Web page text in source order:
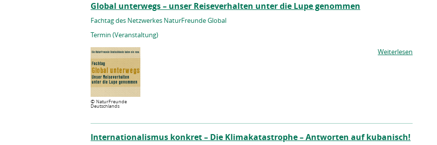
Global unterwegs – unser Reiseverhalten unter die Lupe genommen
Fachtag des Netzwerkes NaturFreunde Global
Termin (Veranstaltung)
© NaturFreunde
Deutschlands
Weiterlesen
Internationalismus konkret – Die Klimakatastrophe – Antworten auf kubanisch!